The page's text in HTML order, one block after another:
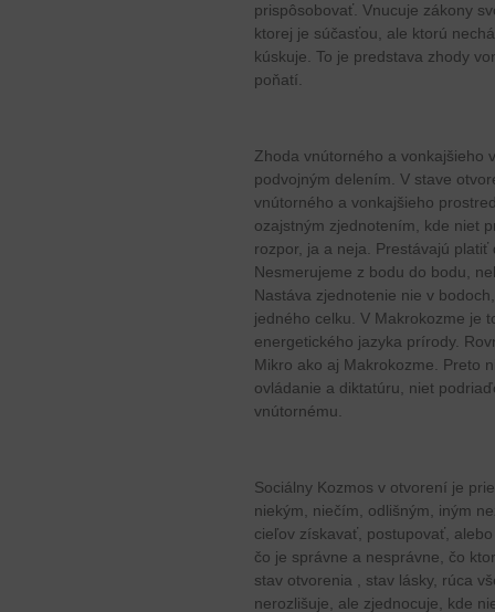
prispôsobovať. Vnucuje zákony
ktorej je súčasťou, ale ktorú
kúskuje. To je predstava zhody
poňatí.
Zhoda vnútorného a vonkajšieho
podvojným delením. V stave
vnútorného a vonkajšieho
ozajstným zjednotením, kde niet
rozpor, ja a neja. Prestávajú
Nesmerujeme z bodu do bodu,
Nastáva zjednotenie nie v
jedného celku. V Makrokozme je
energetického jazyka prírody.
Mikro ako aj Makrokozme. Preto
ovládanie a diktatúru, niet
vnútornému.
Sociálny Kozmos v otvorení je
niekým, niečím, odlišným, iným
cieľov získavať, postupovať,
čo je správne a nesprávne, čo
stav otvorenia , stav lásky, rúca
nerozlišuje, ale zjednocuje, kde